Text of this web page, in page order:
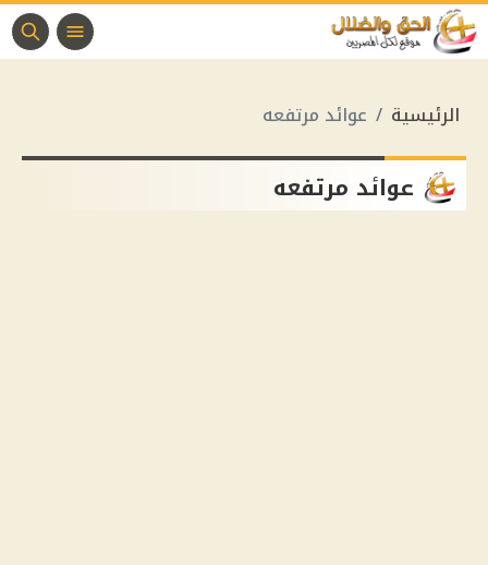
الرئيسية عوائد مرتفعه
عوائد مرتفعه